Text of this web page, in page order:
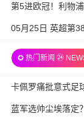
第5进欧冠！利物
05月25日 英超第
✪ 热门新闻 ㉔
卡佩罗痛批意式足
蓝军选帅尘埃落定